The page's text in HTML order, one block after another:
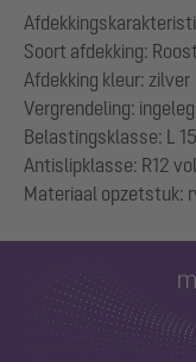
Soort afdekking:
Afdekking kleur: zilver
Vergrendeling:
Belastingsklasse: L
Antislipklasse: R12